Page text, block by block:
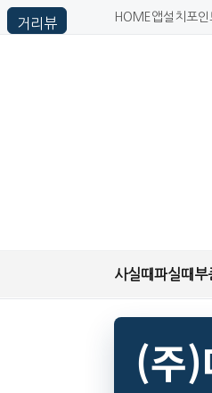
HOME 앱설치 포인
사실때파실때 부
(주)